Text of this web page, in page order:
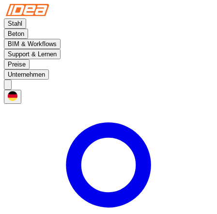
Stahl
Beton
BIM & Workflows
Support & Lernen
Preise
Unternehmen